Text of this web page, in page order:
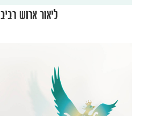
ליאור ארוש רביב